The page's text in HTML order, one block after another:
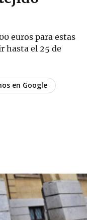
euros para estas
hasta el 25 de
en Google